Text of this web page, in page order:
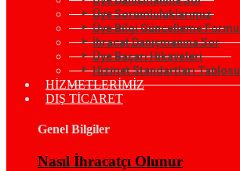
Üye Sorumluluklarımız
Üye Bilgi Güncelleme Formu
İhracat Danışmanına Sor
Üye Başarı Hikayeleri
Hizmet Standartları Tablosu
HİZMETLERİMİZ
DIŞ TİCARET
Genel Bilgiler
Nasıl İhracatçı Olunur